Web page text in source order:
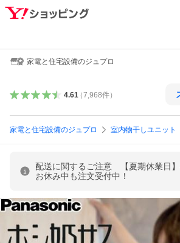
家電と住宅設備のジュプロ
4.61（7,968件）
家電と住宅設備のジュプロ 室内物干しユニット
配送に関するご注意 【夏期休業日
お休み中も注文受付中！